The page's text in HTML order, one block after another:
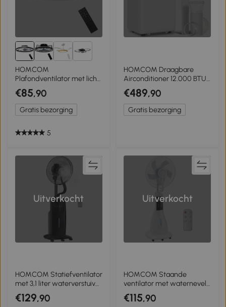
HOMCOM
Plafondventilator met licht
en afstandsbediening,
LED-plafondventilator met
3 kleurtemperaturen, 6
snelheden, Ø50 cm
€85,90
Gratis bezorging
5
HOMCOM Draagbare
Airconditioner 12.000 BTU
met Invertertechnologie, 6-
in-1 Airco met 60°
Automatische
Zwenkfunctie, 24-uurs
€489,90
Gratis bezorging
Uitverkocht
HOMCOM Statiefventilator
met 3,1 liter waterverstuiver
ventilator hoogte 135 cm 3
modi
€129,90
Uitverkocht
HOMCOM Staande
ventilator met waternevel,
75° oscillatie, 3 snelheden, 3
modi, Wit
€115,90